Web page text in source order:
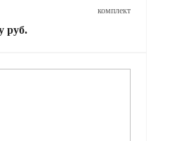
комплект
руб.